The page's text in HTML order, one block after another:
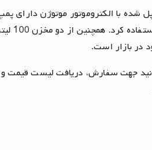
در بازار است.
جهت سفارش، دریافت لیست قیمت و